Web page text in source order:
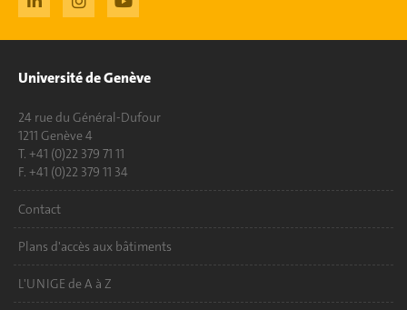
Université de Genève
24 rue du Général-Dufour
1211 Genève 4
T. +41 (0)22 379 71 11
F. +41 (0)22 379 11 34
Contact
Plans d'accès aux bâtiments
L'UNIGE de A à Z